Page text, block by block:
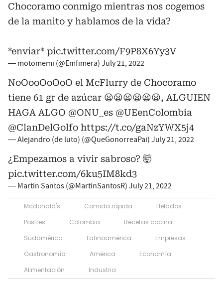
Chocoramo conmigo mientras nos cogemos
de la manito y hablamos de la vida?
*enviar* pic.twitter.com/F9P8X6Yy3V
— motomemi (@Emfimera) July 21, 2022
NoOooOoOoO el McFlurry de Chocoramo
tiene 61 gr de azúcar 😦😦😦😦😦😦, ALGUIEN
HAGA ALGO @ONU_es @UEenColombia
@ClanDelGolfo https://t.co/gaNzYWX5j4
— Alejandro (de luto) (@QueGonorreaPai) July 21, 2022
¿Empezamos a vivir sabroso? 🤯
pic.twitter.com/6ku5IM8kd3
— Martin Santos (@MartinSantosR) July 21, 2022
Mcdonald's Comida rápida
Helados
Postres
Colombia
Recetas cocina
Sudamérica
Latinoamérica
Empresas
Gastronomía
América
Economía
Alimentación
Industria